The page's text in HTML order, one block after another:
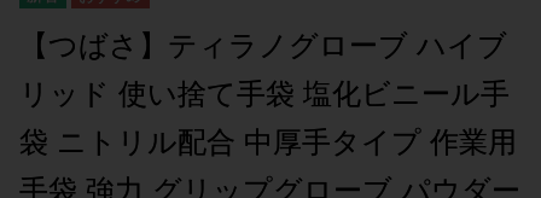
【つばさ】ティラノグローブ ハイブ
リッド 使い捨て手袋 塩化ビニール手
袋 ニトリル配合 中厚手タイプ 作業用
手袋 強力 グリップグローブ パウダー